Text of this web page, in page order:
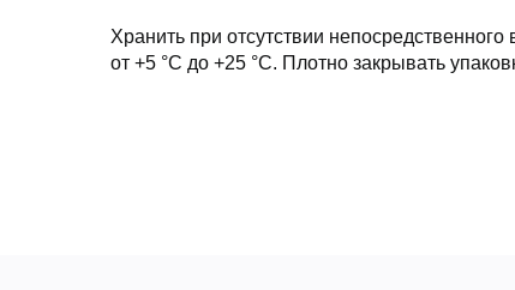
Хранить при отсутствии
от +5 °C до +25 °C. Плотно закрывать